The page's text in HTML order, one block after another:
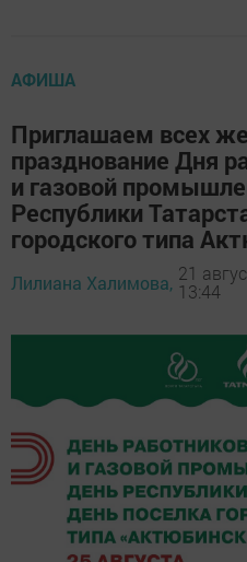
АФИША
Приглашаем всех
празднование Дня
и газовой
Республики
городского типа
Лилиана Халимова, 21
13:44